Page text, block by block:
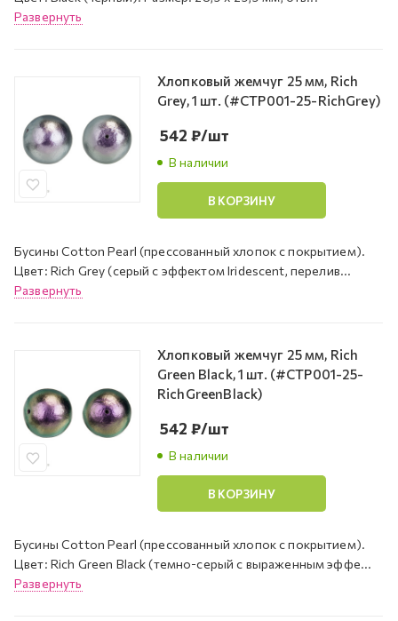
Развернуть
Хлопковый жемчуг 25 мм, Rich
Grey, 1 шт. (#CTP001-25-RichGrey)
В наличии
542 ₽/шт
В КОРЗИНУ
Бусины Cotton Pearl (прессованный хлопок с покрытием).
Цвет: Rich Grey (серый с эффектом Iridescent, перелив...
Развернуть
Хлопковый жемчуг 25 мм, Rich
Green Black, 1 шт. (#CTP001-25-
RichGreenBlack)
В наличии
542 ₽/шт
В КОРЗИНУ
Бусины Cotton Pearl (прессованный хлопок с покрытием).
Цвет: Rich Green Black (темно-серый с выраженным эффе...
Развернуть